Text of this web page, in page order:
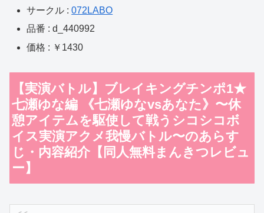
サークル :072LABO
品番 : d_440992
価格 : ￥1430
【実演バトル】ブレイキングチンポ1★
七瀬ゆな編 《七瀬ゆなvsあなた》〜休
憩アイテムを駆使して戦うシコシコボ
イス実演アクメ我慢バトル〜のあらす
じ・内容紹介【同人無料まんきつレビュ
ー】